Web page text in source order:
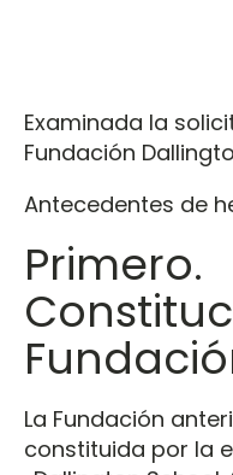
Examinada la
Fundación
Antecedentes de
Primero.
La Fundación
constituida por la